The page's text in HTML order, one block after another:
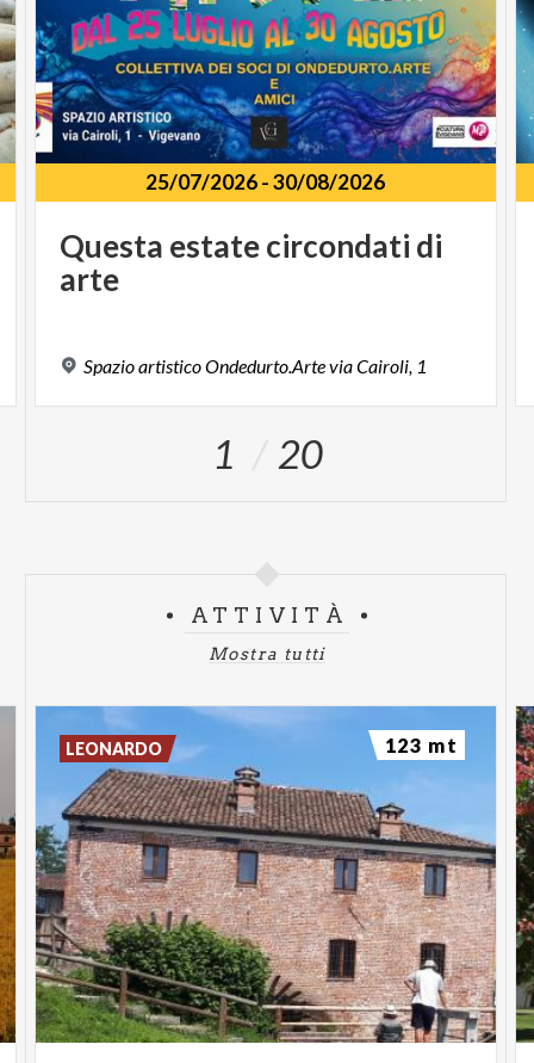
25/07/2026-30/08/2026
Questa estatecircondati di
arte
SpazioartisticoOndedurto.ArteviaCairoli, 1
1 20
ATTIVITÀ
Mostra tutti
LEONARDO 123 mt